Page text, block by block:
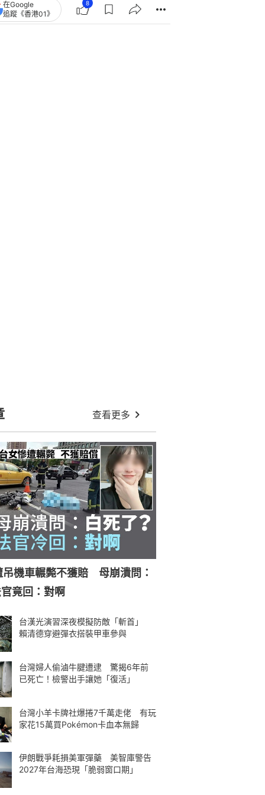
在Google
追蹤《香港01》
8
查看更多
吊機車輾斃不獲賠 母崩潰問：
竟回：對啊
台漢光演習深夜模擬防敵「斬首」
賴清德穿避彈衣搭裝甲車參與
台灣婦人偷滷牛腱遭逮 驚揭6年前
已死亡！檢警出手讓她「復活」
台灣小羊卡牌社爆捲7千萬走佬 有玩
家花15萬買Pokémon卡血本無歸
伊朗戰爭耗損美軍彈藥 美智庫警告
2027年台海恐現「脆弱窗口期」